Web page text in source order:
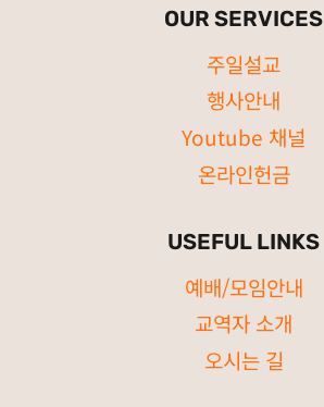
OUR SERVICES
주일설교
행사안내
Youtube 채널
온라인헌금
USEFUL LINKS
예배/모임안내
교역자 소개
오시는 길